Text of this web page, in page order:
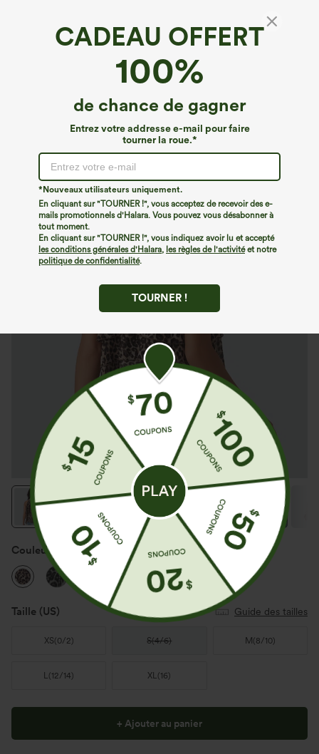
CADEAU OFFERT
100%
de chance de gagner
Entrez votre addresse e-mail pour faire
tourner la roue.*
*Nouveaux utilisateurs uniquement.
En cliquant sur "TOURNER !", vous acceptez de recevoir des e-
mails promotionnels d'Halara. Vous pouvez vous désabonner à
tout moment.
En cliquant sur "TOURNER !", vous indiquez avoir lu et accepté
les conditions générales d'Halara, les règles de l'activitéet notre
politique de confidentialité.
TOURNER !
Haut décontracté sans manches à col
montant, imprimé léopard, ourlet
asymétrique (devant court, dos long)
Buy 2 For €61,54 EUR ,4 For €123,08 EUR
Couleur Fierce Tan
Taille (US) Guide des tailles
XS(0/2) S(4/6) M (8/10)
L(12/14) XL(16)
+ Ajouter au panier